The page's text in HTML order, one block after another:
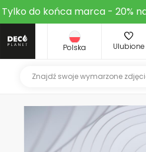
Tylko do końca marca - 20%
Polska Ulubione